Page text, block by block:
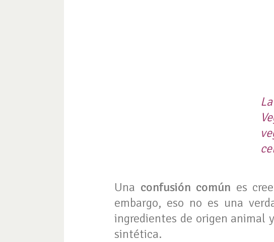
Una confusión común es
embargo, eso no es una
ingredientes de origen animal
sintética.